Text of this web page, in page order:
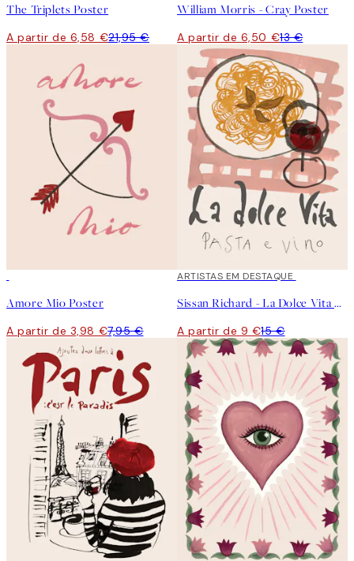
The Triplets Poster
A partir de 6,58 €21,95 €
William Morris - Cray Poster
A partir de 6,50 €13 €
Amore Mio Poster
A partir de 3,98 €7,95 €
40%*
ARTISTAS EM DESTAQUE
Sissan Richard - La Dolce Vita Poster
A partir de 9 €15 €